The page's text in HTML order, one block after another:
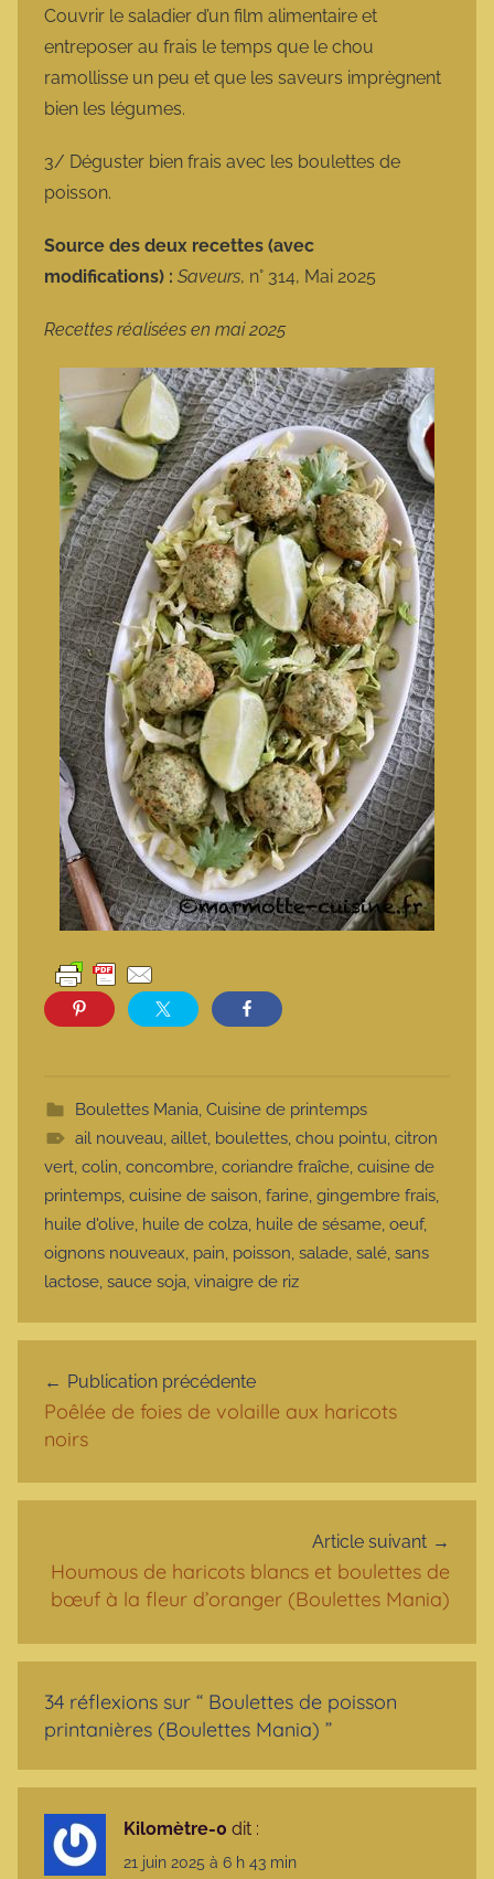
Couvrir le saladier d’un film alimentaire et
entreposer au frais le temps que le chou
ramollisse un peu et que les saveurs imprègnent
bien les légumes.
3/ Déguster bien frais avec les boulettes de
poisson.
Source des deux recettes (avec
modifications) : Saveurs, n° 314, Mai 2025
Recettes réalisées en mai 2025
Boulettes Mania, Cuisine de printemps
ail nouveau, aillet, boulettes, chou pointu, citron
vert, colin, concombre, coriandre fraîche, cuisine de
printemps, cuisine de saison, farine, gingembre frais,
huile d'olive, huile de colza, huile de sésame, oeuf,
oignons nouveaux, pain, poisson, salade, salé, sans
lactose, sauce soja, vinaigre de riz
Publication précédente
Poêlée de foies de volaille aux haricots
noirs
Article suivant
Houmous de haricots blancs et boulettes de
bœuf à la fleur d’oranger (Boulettes Mania)
34 réflexions sur “ Boulettes de poisson
printanières (Boulettes Mania) ”
Kilomètre-0 dit :
21 juin 2025 à 6 h 43 min